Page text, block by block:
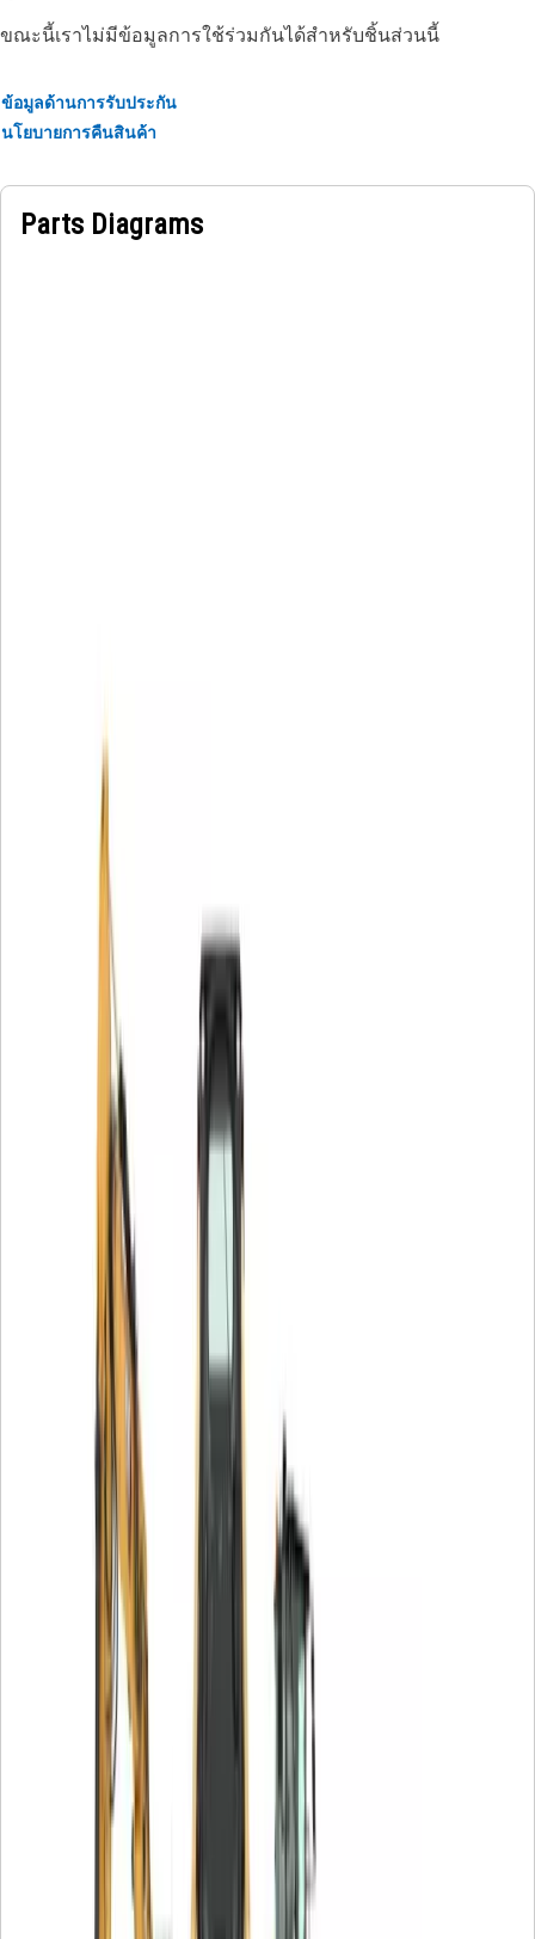
ขณะนี้เราไม่มีข้อมูลการใช้ร่วมกันได้สำหรับชิ้นส่วนนี้
ข้อมูลด้านการรับประกัน
นโยบายการคืนสินค้า
Parts Diagrams